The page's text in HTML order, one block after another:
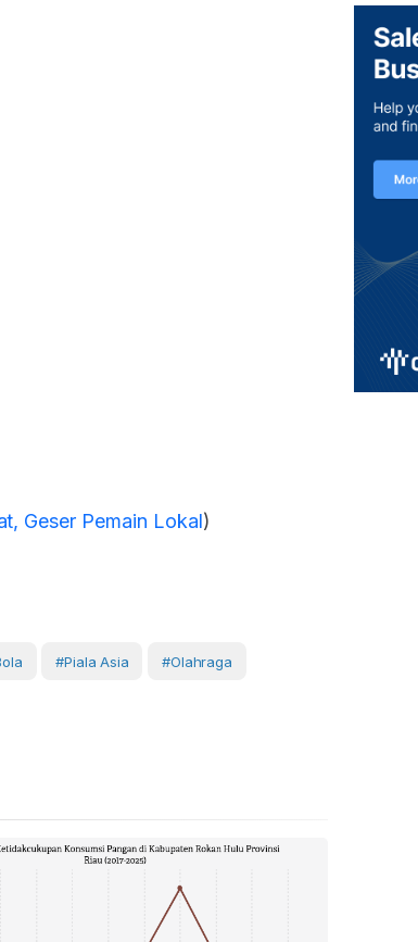
Geser Pemain Lokal)
#Piala Asia #Olahraga